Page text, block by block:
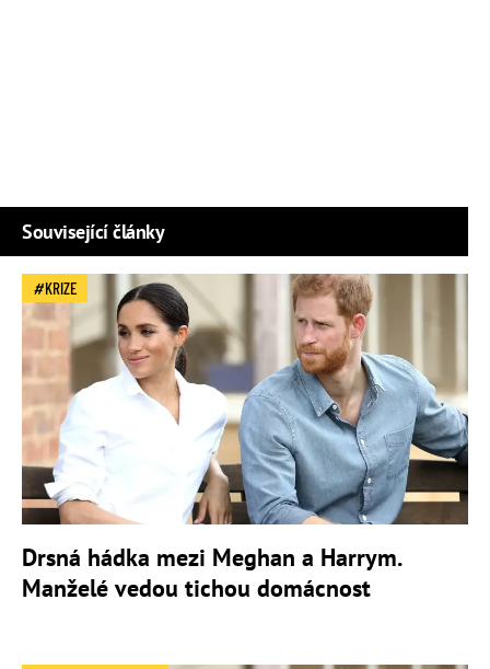
Související články
KRIZE
Drsná hádka mezi Meghan a Harrym.
Manželé vedou tichou domácnost